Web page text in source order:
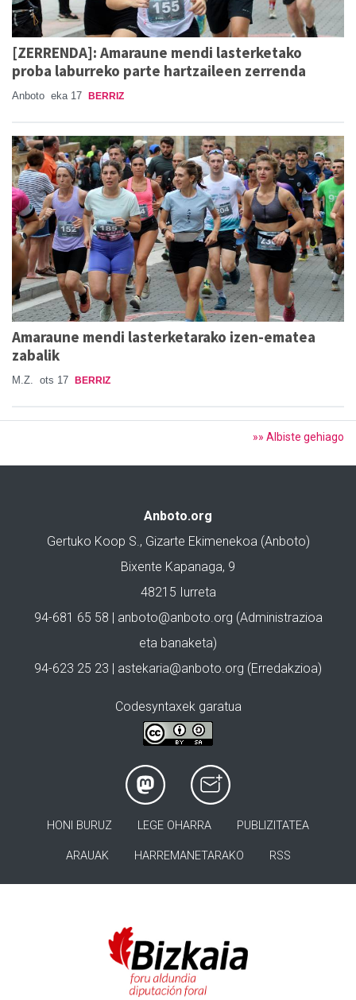
[ZERRENDA]: Amaraune mendi lasterketako
proba laburreko parte hartzaileen zerrenda
Anboto eka 17 BERRIZ
Amaraune mendi lasterketarako izen-ematea
zabalik
M.Z. ots 17 BERRIZ
»» Albiste gehiago
Anboto.org
Gertuko Koop S., Gizarte Ekimenekoa (Anboto)
Bixente Kapanaga, 9
48215 Iurreta
94-681 65 58 | anboto@anboto.org (Administrazioa
eta banaketa)
94-623 25 23 | astekaria@anboto.org (Erredakzioa)
Codesyntaxek garatua
HONI BURUZ LEGE OHARRA PUBLIZITATEA
ARAUAK HARREMANETARAKO RSS